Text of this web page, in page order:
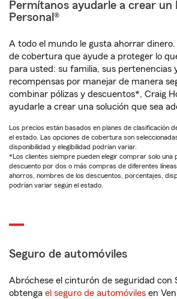
Permítanos ayudarle a crear un
Personal®
A todo el mundo le gusta ahorrar dinero.
de cobertura que ayude a proteger lo
para usted: su familia, sus pertenencias
recompensas por manejar de manera
combinar pólizas y descuentos*, Craig
ayudarle a crear una solución que sea
Los precios están basados en planes de clasificación
el estado. Las opciones de cobertura son
disponibilidad y elegibilidad podrían variar.
*Los clientes siempre pueden elegir comprar solo una
descuento por dos o más compras de diferentes
ahorros, nombres de los descuentos, porcentajes,
podrían variar según el estado.
Seguro de automóviles
Abróchese el cinturón de seguridad con
obtenga el seguro de automóviles en